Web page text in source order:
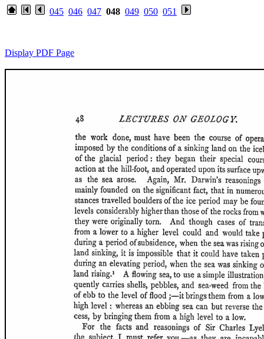
045 046 047 048 049 050 051
Display PDF Page